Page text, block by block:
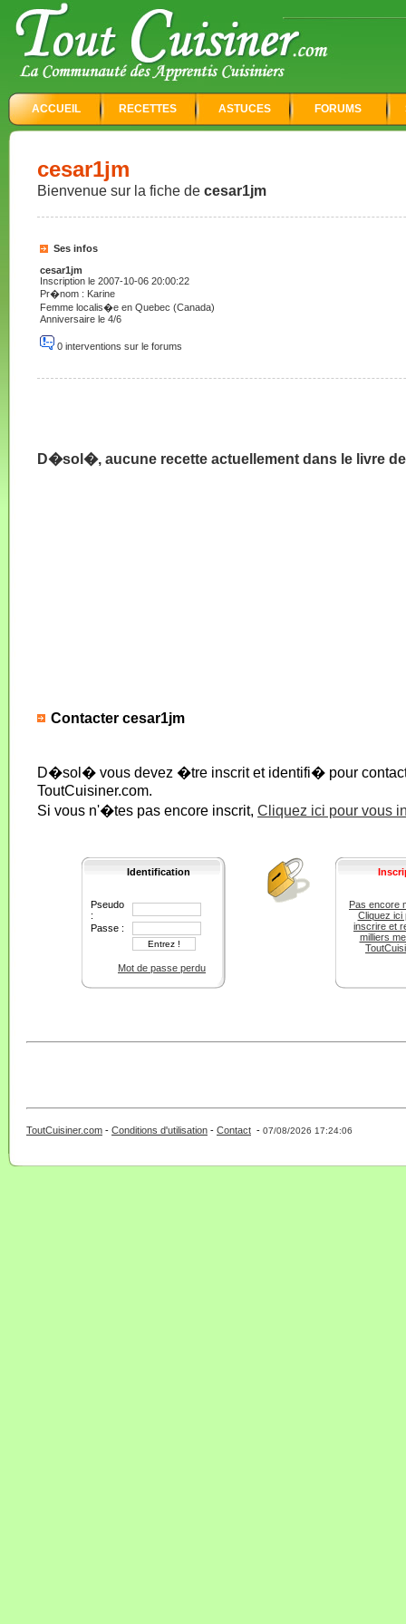
ACCUEIL RECETTES ASTUCES FORUMS
cesar1jm
Bienvenue sur la fiche de cesar1jm
Ses infos
cesar1jm
Inscription le 2007-10-06 20:00:22
Pr�nom : Karine
Femme localis�e en Quebec (Canada)
Anniversaire le 4/6
0 interventions sur le forums
D�sol�, aucune recette actuellement dans le livre
Contacter cesar1jm
D�sol� vous devez �tre inscrit et identifi� pour
ToutCuisiner.com.
Si vous n'�tes pas encore inscrit, Cliquez ici pour vous
Identification
Pseudo
:
Passe :
Mot de passe perdu
Pas encore
Cliquez ici
inscrire et
milliers
ToutCuisiner.com - Conditions d'utilisation - Contact - 07/08/2026 17:24:06